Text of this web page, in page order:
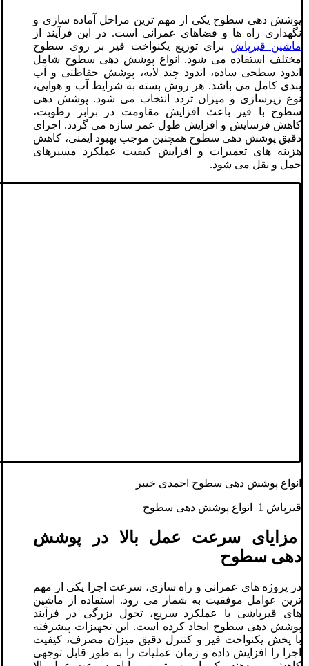
پوشش دهی سطوح یکی از مهم ترین مراحل آماده سازی و
نگهداری راه ها و فضاهای عمرانی است. در این فرآیند از
ماشین قیرپاش برای توزیع یکنواخت قیر بر روی سطوح
مختلف استفاده می شود. انواع پوشش دهی سطوح شامل
اندود سطحی ساده، اندود چند لایه، پوشش حفاظتی و آب
بندی کامل می باشد. هر روش بسته به شرایط آب و هوایی،
نوع زیرسازی و میزان تردد انتخاب می شود. پوشش دهی
سطوح با قیر باعث افزایش مقاومت در برابر رطوبت،
کاهش فرسایش و افزایش طول عمر سازه می گردد. اجرای
دقیق پوشش دهی سطوح همچنین موجب بهبود ایمنی، کاهش
هزینه های تعمیرات و افزایش کیفیت عملکرد مسیرهای
حمل و نقل می شود.
انواع پوشش دهی سطوح احمدی خیبر
قیرپاش 1 انواع پوشش دهی سطوح
مزایای سرعت عمل بالا در پوشش
دهی سطوح
در پروژه های عمرانی و راه سازی، سرعت اجرا یکی از مهم
ترین عوامل موفقیت به شمار می رود. استفاده از ماشین
های قیرپاشی با عملکرد سریع، تحول بزرگی در فرآیند
پوشش دهی سطوح ایجاد کرده است. این تجهیزات پیشرفته
با پخش یکنواخت قیر و کنترل دقیق میزان مصرف، کیفیت
اجرا را افزایش داده و زمان عملیات را به طور قابل توجهی